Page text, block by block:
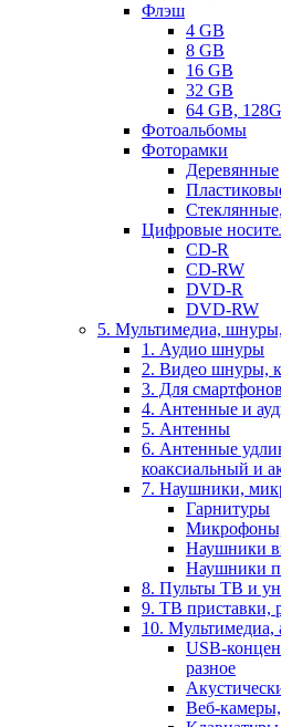
Флэш
4 GB
8 GB
16 GB
32 GB
64 GB,
Фотоальбомы
Фоторамки
Деревянные
Цифровые
CD-R
CD-RW
DVD-R
DVD-RW
5. Мультимедиа,
1. Аудио шнуры
2. Видео шнуры,
3. Для
4. Антенные и
5. Антенны
6. Антенные
коаксиальный и
7. Наушники,
Гарнитуры
Микрофоны,
Наушники
Наушники
8. Пульты ТВ и
9. ТВ приставки,
10. Мультимедиа,
USB-
разное
Веб-